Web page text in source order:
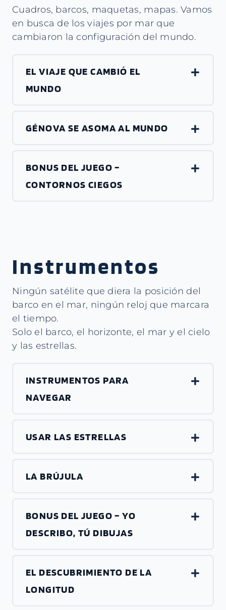
Cuadros, barcos, maquetas, mapas. Vamos
en busca de los viajes por mar que
cambiaron la configuración del mundo.
EL VIAJE QUE CAMBIÓ EL
MUNDO
GÉNOVA SE ASOMA AL MUNDO
BONUS DEL JUEGO –
CONTORNOS CIEGOS
Instrumentos
Ningún satélite que diera la posición del
barco en el mar, ningún reloj que marcara
el tiempo.
Solo el barco, el horizonte, el mar y el cielo
y las estrellas.
INSTRUMENTOS PARA
NAVEGAR
USAR LAS ESTRELLAS
LA BRÚJULA
BONUS DEL JUEGO – YO
DESCRIBO, TÚ DIBUJAS
EL DESCUBRIMIENTO DE LA
LONGITUD